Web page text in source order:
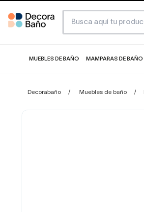
MUEBLES DE BAÑO MAMPARAS DE BAÑO
Decorabaño Muebles de baño